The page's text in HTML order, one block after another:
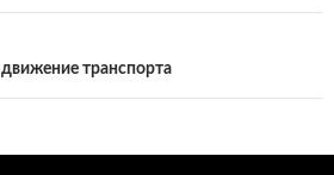
транспорта